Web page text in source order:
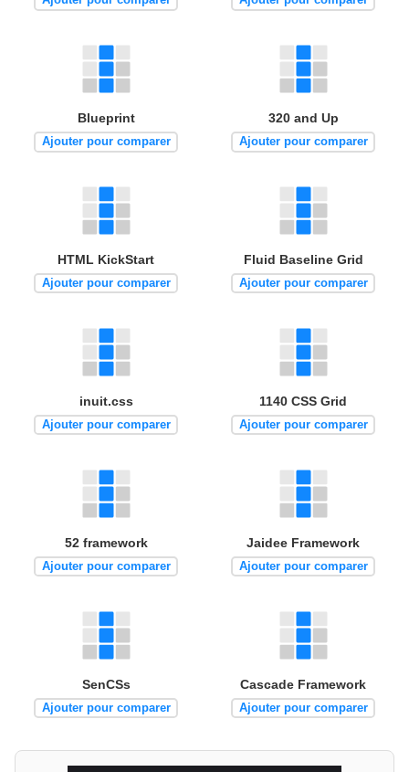
Blueprint
Ajouter pour comparer
320 and Up
Ajouter pour comparer
HTML KickStart
Ajouter pour comparer
Fluid Baseline Grid
Ajouter pour comparer
inuit.css
Ajouter pour comparer
1140 CSS Grid
Ajouter pour comparer
52 framework
Ajouter pour comparer
Jaidee Framework
Ajouter pour comparer
SenCSs
Ajouter pour comparer
Cascade Framework
Ajouter pour comparer